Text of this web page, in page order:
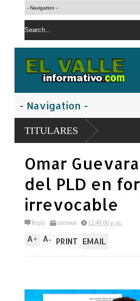
TITULARES
Omar
del PLD en
irrevocable
Reply nacional 12:48:00 p. m.
A+ A- PRINT EMAIL